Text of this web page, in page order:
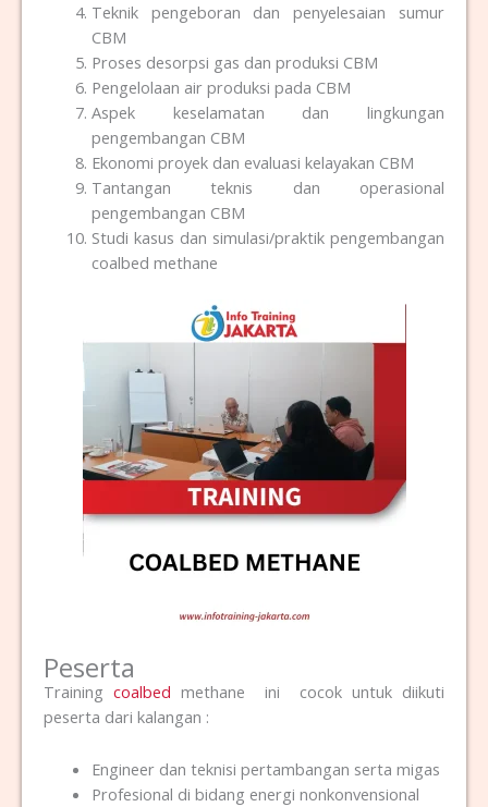
Teknik pengeboran dan penyelesaian sumur
CBM
Proses desorpsi gas dan produksi CBM
Pengelolaan air produksi pada CBM
Aspek keselamatan dan lingkungan
pengembangan CBM
Ekonomi proyek dan evaluasi kelayakan CBM
Tantangan teknis dan operasional
pengembangan CBM
Studi kasus dan simulasi/praktik pengembangan
coalbed methane
Peserta
Training coalbed methane ini cocok untuk diikuti
peserta dari kalangan :
Engineer dan teknisi pertambangan serta migas
Profesional di bidang energi nonkonvensional